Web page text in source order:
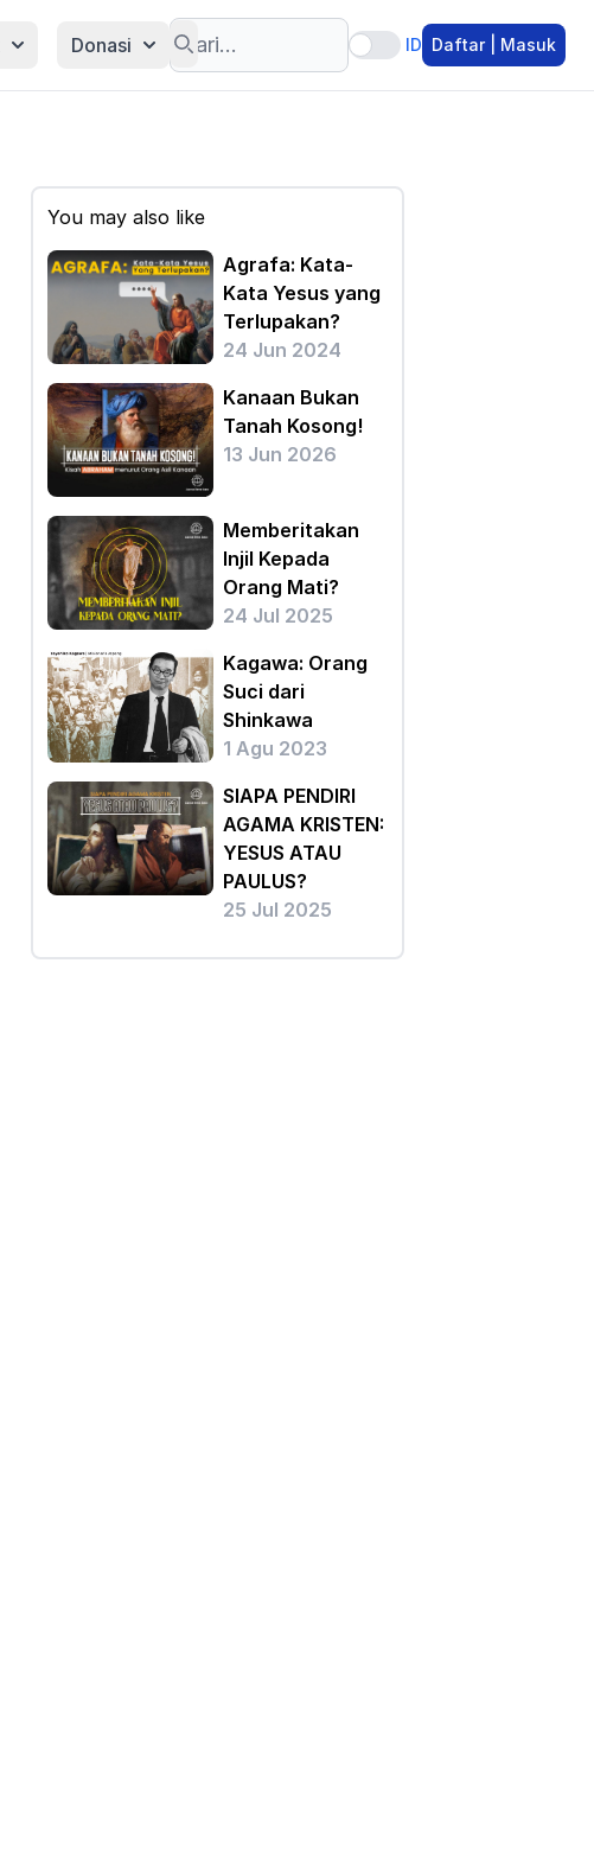
Donasi
Search
ID Daftar | Masuk
You may also like
Agrafa: Kata-
Kata Yesus yang
Terlupakan?
24 Jun 2024
Kanaan Bukan
Tanah Kosong!
13 Jun 2026
Memberitakan
Injil Kepada
Orang Mati?
24 Jul 2025
Kagawa: Orang
Suci dari
Shinkawa
1 Agu 2023
SIAPA PENDIRI
AGAMA KRISTEN:
YESUS ATAU
PAULUS?
25 Jul 2025